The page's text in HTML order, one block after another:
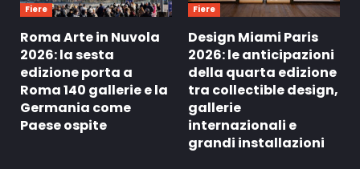
Fiere
Roma Arte in Nuvola
2026: la sesta
edizione porta a
Roma 140 gallerie e la
Germania come
Paese ospite
Fiere
Design Miami Paris
2026: le anticipazioni
della quarta edizione
tra collectible design,
gallerie
internazionali e
grandi installazioni